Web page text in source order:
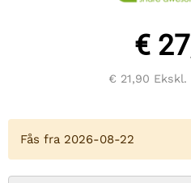
€
€ 21,90 Ekskl.
Fås fra 2026-08-22